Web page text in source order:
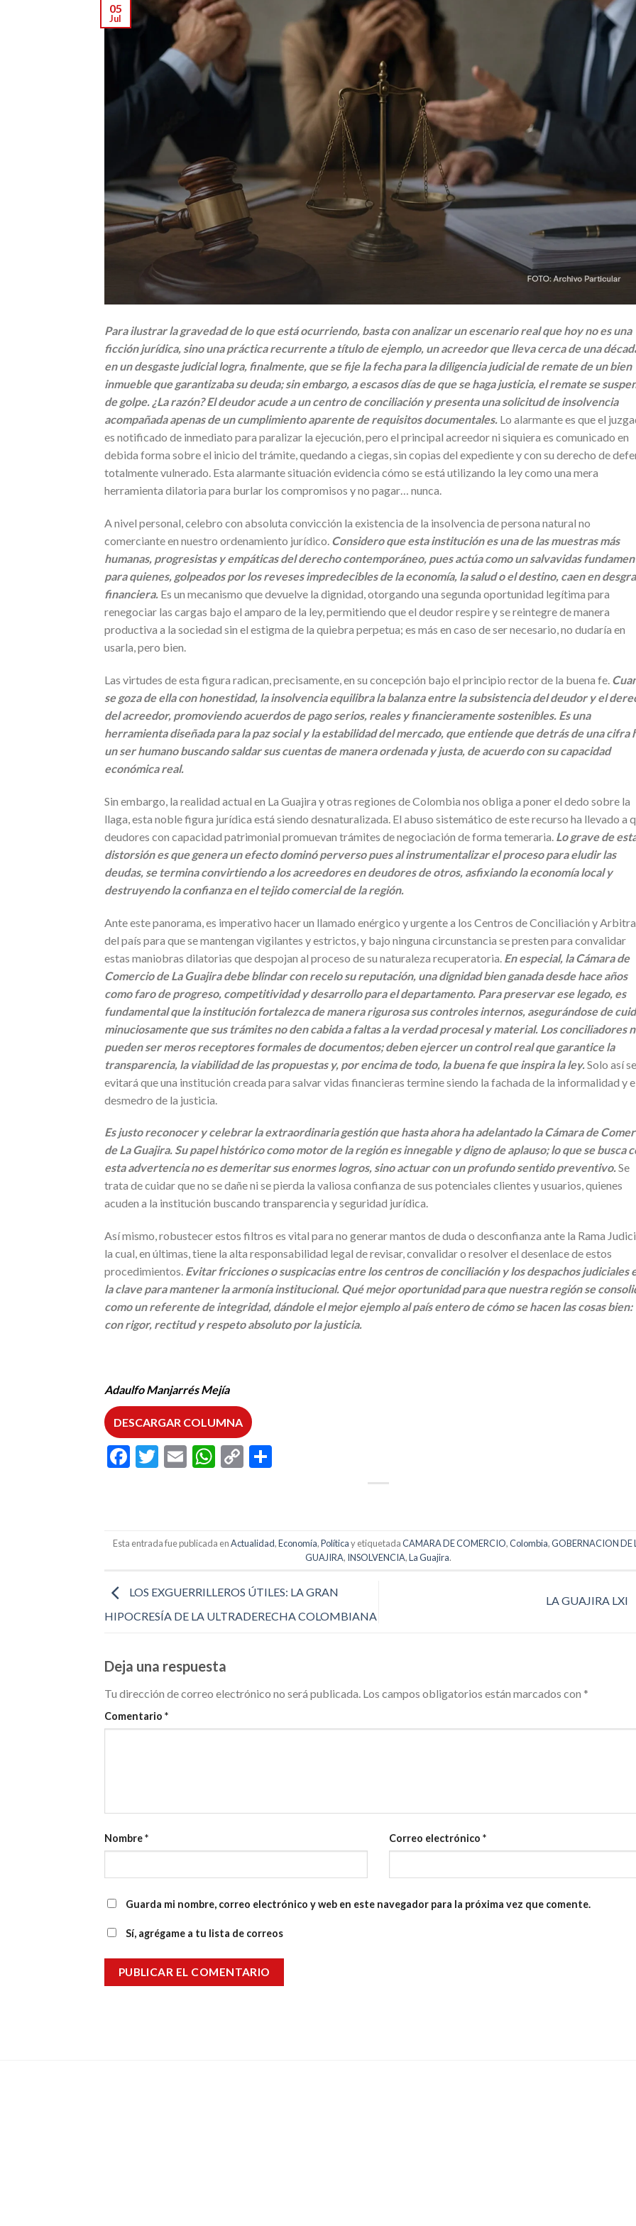
05
Jul
Para ilustrar la gravedad de lo que está ocurriendo, basta con analizar un escenario real que hoy no es una
ficción jurídica, sino una práctica recurrente a título de ejemplo, un acreedor que lleva cerca de una
en un desgaste judicial logra, finalmente, que se fije la fecha para la diligencia judicial de remate de un bien
inmueble que garantizaba su deuda; sin embargo, a escasos días de que se haga justicia, el remate se
de golpe. ¿La razón? El deudor acude a un centro de conciliación y presenta una solicitud de insolvencia
acompañada apenas de un cumplimiento aparente de requisitos documentales. Lo alarmante es que el
es notificado de inmediato para paralizar la ejecución, pero el principal acreedor ni siquiera es comunicado en
debida forma sobre el inicio del trámite, quedando a ciegas, sin copias del expediente y con su derecho de
totalmente vulnerado. Esta alarmante situación evidencia cómo se está utilizando la ley como una mera
herramienta dilatoria para burlar los compromisos y no pagar… nunca.
A nivel personal, celebro con absoluta convicción la existencia de la insolvencia de persona natural no
comerciante en nuestro ordenamiento jurídico. Considero que esta institución es una de las muestras más
humanas, progresistas y empáticas del derecho contemporáneo, pues actúa como un salvavidas
para quienes, golpeados por los reveses impredecibles de la economía, la salud o el destino, caen en
financiera. Es un mecanismo que devuelve la dignidad, otorgando una segunda oportunidad legítima para
renegociar las cargas bajo el amparo de la ley, permitiendo que el deudor respire y se reintegre de manera
productiva a la sociedad sin el estigma de la quiebra perpetua; es más en caso de ser necesario, no dudaría en
usarla, pero bien.
Las virtudes de esta figura radican, precisamente, en su concepción bajo el principio rector de la buena fe.
se goza de ella con honestidad, la insolvencia equilibra la balanza entre la subsistencia del deudor y el
del acreedor, promoviendo acuerdos de pago serios, reales y financieramente sostenibles. Es una
herramienta diseñada para la paz social y la estabilidad del mercado, que entiende que detrás de una cifra
un ser humano buscando saldar sus cuentas de manera ordenada y justa, de acuerdo con su capacidad
económica real.
Sin embargo, la realidad actual en La Guajira y otras regiones de Colombia nos obliga a poner el dedo sobre la
llaga, esta noble figura jurídica está siendo desnaturalizada. El abuso sistemático de este recurso ha llevado a
deudores con capacidad patrimonial promuevan trámites de negociación de forma temeraria. Lo grave de
distorsión es que genera un efecto dominó perverso pues al instrumentalizar el proceso para eludir las
deudas, se termina convirtiendo a los acreedores en deudores de otros, asfixiando la economía local y
destruyendo la confianza en el tejido comercial de la región.
Ante este panorama, es imperativo hacer un llamado enérgico y urgente a los Centros de Conciliación y
del país para que se mantengan vigilantes y estrictos, y bajo ninguna circunstancia se presten para convalidar
estas maniobras dilatorias que despojan al proceso de su naturaleza recuperatoria. En especial, la Cámara de
Comercio de La Guajira debe blindar con recelo su reputación, una dignidad bien ganada desde hace años
como faro de progreso, competitividad y desarrollo para el departamento. Para preservar ese legado, es
fundamental que la institución fortalezca de manera rigurosa sus controles internos, asegurándose de
minuciosamente que sus trámites no den cabida a faltas a la verdad procesal y material. Los conciliadores
pueden ser meros receptores formales de documentos; deben ejercer un control real que garantice la
transparencia, la viabilidad de las propuestas y, por encima de todo, la buena fe que inspira la ley. Solo así se
evitará que una institución creada para salvar vidas financieras termine siendo la fachada de la informalidad y
desmedro de la justicia.
Es justo reconocer y celebrar la extraordinaria gestión que hasta ahora ha adelantado la Cámara de
de La Guajira. Su papel histórico como motor de la región es innegable y digno de aplauso; lo que se busca
esta advertencia no es demeritar sus enormes logros, sino actuar con un profundo sentido preventivo.Se
trata de cuidar que no se dañe ni se pierda la valiosa confianza de sus potenciales clientes y usuarios, quienes
acuden a la institución buscando transparencia y seguridad jurídica.
Así mismo, robustecer estos filtros es vital para no generar mantos de duda o desconfianza ante la Rama
la cual, en últimas, tiene la alta responsabilidad legal de revisar, convalidar o resolver el desenlace de estos
procedimientos. Evitar fricciones o suspicacias entre los centros de conciliación y los despachos judiciales
la clave para mantener la armonía institucional. Qué mejor oportunidad para que nuestra región se
como un referente de integridad, dándole el mejor ejemplo al país entero de cómo se hacen las cosas bien:
con rigor, rectitud y respeto absoluto por la justicia.
Adaulfo Manjarrés Mejía
DESCARGAR COLUMNA
Facebook
Twitter
EmailWhatsApp
Copy
Esta entrada fue publicada enActualidad,Economía,Políticay etiquetadaCAMARA DE COMERCIO,Colombia,GOBERNACION DE
GUAJIRA, INSOLVENCIA,La Guajira.
LOS EXGUERRILLEROS ÚTILES: LA GRAN
HIPOCRESÍA DE LA ULTRADERECHA COLOMBIANA
LA GUAJIRA LXI
Deja una respuesta
Tu dirección de correo electrónico no será publicada. Los campos obligatorios están marcados con *
Comentario *
Nombre* Correo electrónico*
Guarda mi nombre, correo electrónico y web en este navegador para la próxima vez que comente.
Sí, agrégame a tu lista de correos